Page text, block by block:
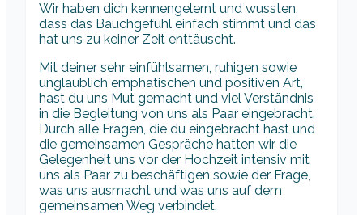
Wir haben dich kennengelernt und wussten,
dass das Bauchgefühl einfach stimmt und das
hat uns zu keiner Zeit enttäuscht.
Mit deiner sehr einfühlsamen, ruhigen sowie
unglaublich emphatischen und positiven Art,
hast du uns Mut gemacht und viel Verständnis
in die Begleitung von uns als Paar eingebracht.
Durch alle Fragen, die du eingebracht hast und
die gemeinsamen Gespräche hatten wir die
Gelegenheit uns vor der Hochzeit intensiv mit
uns als Paar zu beschäftigen sowie der Frage,
was uns ausmacht und was uns auf dem
gemeinsamen Weg verbindet.